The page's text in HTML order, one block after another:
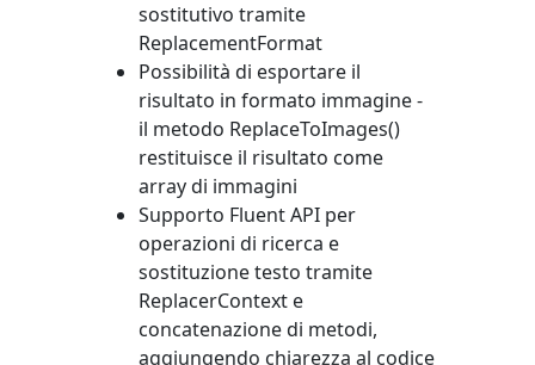
sostitutivo tramite
ReplacementFormat
Possibilità di esportare il
risultato in formato immagine -
il metodo ReplaceToImages()
restituisce il risultato come
array di immagini
Supporto Fluent API per
operazioni di ricerca e
sostituzione testo tramite
ReplacerContext e
concatenazione di metodi,
aggiungendo chiarezza al codice